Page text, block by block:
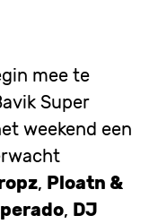
mee te
Super
weekend een
, Ploatn &
, DJ